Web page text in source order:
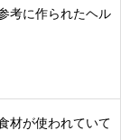
考に作られたヘル
材が使われていて